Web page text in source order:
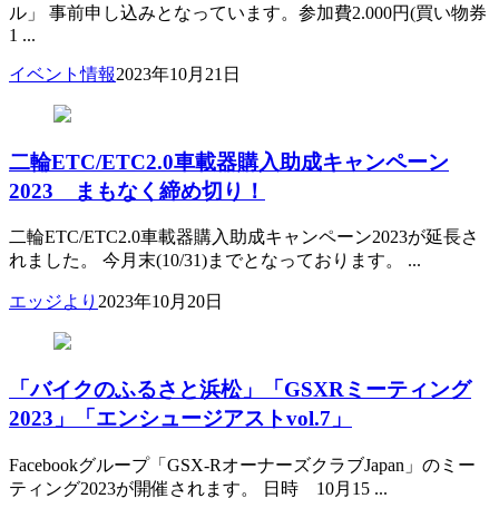
ル」 事前申し込みとなっています。参加費2.000円(買い物券
1 ...
イベント情報2023年10月21日
二輪ETC/ETC2.0車載器購入助成キャンペーン
2023 まもなく締め切り！
二輪ETC/ETC2.0車載器購入助成キャンペーン2023が延長さ
れました。 今月末(10/31)までとなっております。 ...
エッジより 2023年10月20日
「バイクのふるさと浜松」「GSXRミーティング
2023」「エンシュージアストvol.7」
Facebookグループ「GSX-RオーナーズクラブJapan」のミー
ティング2023が開催されます。 日時 10月15 ...